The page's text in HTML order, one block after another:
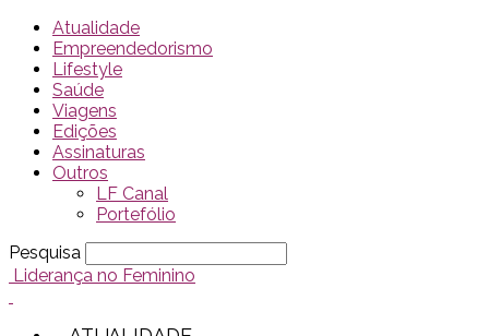
Atualidade
Empreendedorismo
Lifestyle
Saúde
Viagens
Edições
Assinaturas
Outros
LF Canal
Portefólio
Pesquisa
Liderança no Feminino